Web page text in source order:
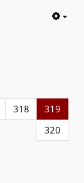
318
319
320